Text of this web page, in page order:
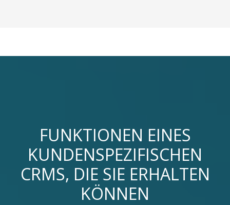
FUNKTIONEN EINES
KUNDENSPEZIFISCHEN
CRMS, DIE SIE ERHALTEN
KÖNNEN